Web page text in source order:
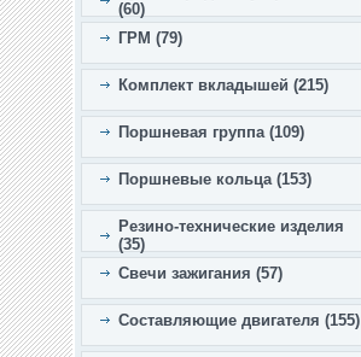
(60)
ГРМ (79)
Комплект вкладышей (215)
Поршневая группа (109)
Поршневые кольца (153)
Резино-технические изделия
(35)
Свечи зажигания (57)
Составляющие двигателя (155)